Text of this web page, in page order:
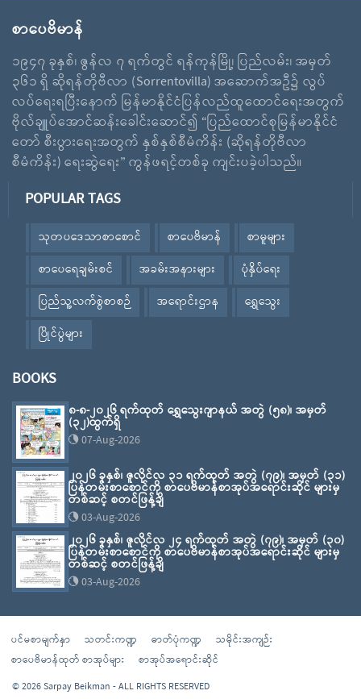
စာပေဗိမာန်
၁၉၄၇ ခုနှစ်၊ ဇွန်လ ၇ ရက်တွင် ရန်ကုန်မြို့၊ ပြည်လမ်း၊ အမှတ်
၃၆၁ ရှိ ဆိုရန်တိုဗီလာ (Sorrentovilla) အဆောက်အဦ၌ လွပ်
လပ်ရေးရပြီးနောက် မြန်မာနိုင်ငံပြန်လည်ထူထောင်ရေးအတွက်
ဗိုလ်ချူပ်အောင်ဆန်းခေါင်းဆောင်၍ “ပြည်ထောင်စုမြန်မာနိုင်ငံ
တော် စီးပွားရေးအတွက် နှစ်နှစ်စီမံကိန်း (ဆိုရန်တိုဗီလာ
စီမံကိန်း) ရေးဆွဲရေး” ကွန်ဖရင့်တစ်ခု ကျင်းပခဲ့ပါသည်။
POPULAR TAGS
သုတပဒေသာစာစောင် စာပေဗိမာန်
စာမူများ
စာပေရေချမ်းစင်
အခမ်းအနားများ
ပုံနှိပ်ရေး
ပြည်သူ့လက်စွဲစာစဉ်
အရောင်းဌာန
ရွှေသွေး
ပြိုင်ပွဲများ
BOOKS
၈-၈-၂၀၂၆ ရက်ထုတ် ရွှေသွေးဂျာနယ် အတွဲ (၅၈)၊ အမှတ်
(၃၂)ထွက်ရှိ
07-Aug-2026
၂၀၂၆ ခုနှစ်၊ ဇူလိုင်လ ၃၁ ရက်ထုတ် အတွဲ (၇၉)၊ အမှတ် (၃၁)
ပြန်တမ်းစာစောင်ကို စာပေဗိမာန်စာအုပ်အရောင်းဆိုင် များမှ
တစ်ဆင့် စတင်ဖြန့်ချိ
03-Aug-2026
၂၀၂၆ ခုနှစ်၊ ဇူလိုင်လ ၂၄ ရက်ထုတ် အတွဲ (၇၉)၊ အမှတ် (၃၀)
ပြန်တမ်းစာစောင်ကို စာပေဗိမာန်စာအုပ်အရောင်းဆိုင် များမှ
တစ်ဆင့် စတင်ဖြန့်ချိ
03-Aug-2026
ပင်မစာမျက်နှာ သတင်းကဏ္ဍ ဓာတ်ပုံကဏ္ဍ
သမိုင်းအကျဉ်း
စာပေဗိမာန်ထုတ် စာအုပ်များ
စာအုပ်အရောင်းဆိုင်
© 2026 Sarpay Beikman - ALL RIGHTS RESERVED